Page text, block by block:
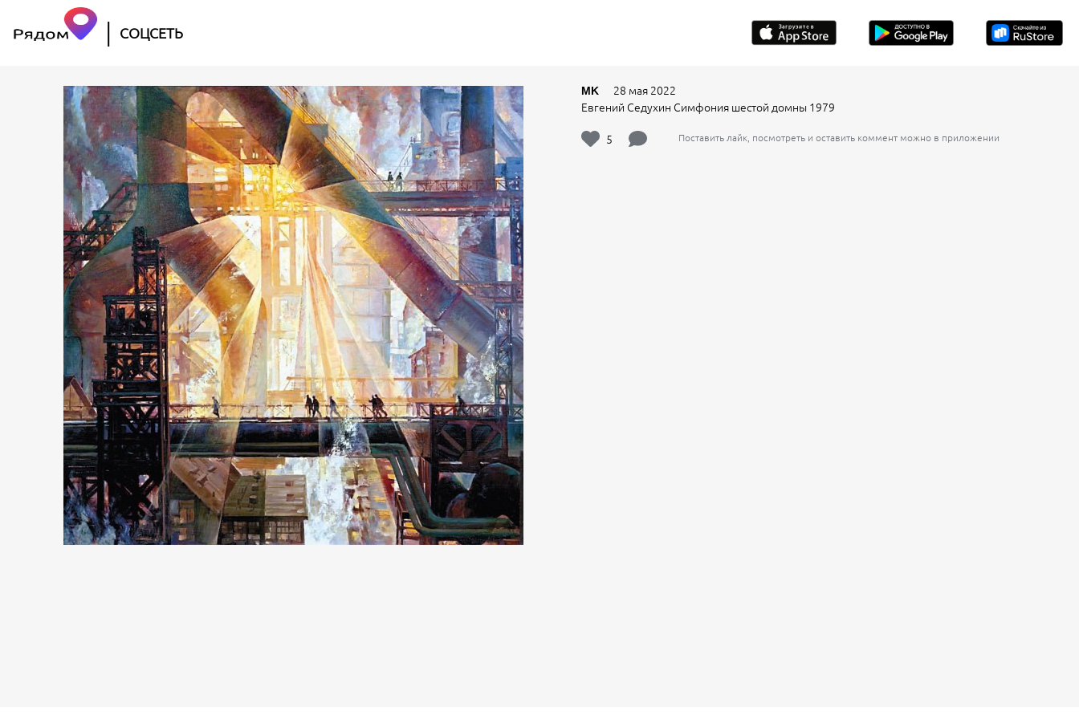
СОЦСЕТЬ
MK
28 мая 2022
Евгений Седухин Симфония шестой домны 1979
5
Поставить лайк, посмотреть и оставить коммент можно в приложении